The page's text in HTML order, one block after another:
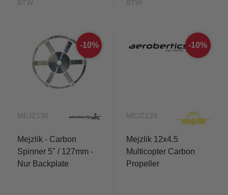
BTW
BTW
-10%
MEJZ130
Mejzlik - Carbon
Spinner 5" / 127mm -
Nur Backplate
-10%
MEJZ139
Mejzlik 12x4.5
Multicopter Carbon
Propeller